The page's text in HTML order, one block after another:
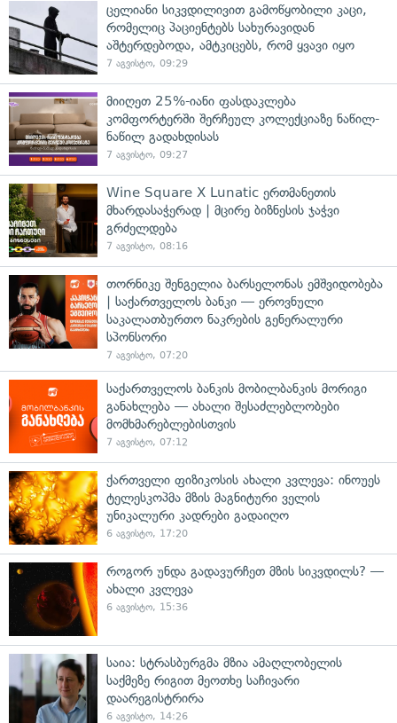
ცელიანი სიკვდილივით გამოწყობილი კაცი,
რომელიც პაციენტებს სახურავიდან
აშტერდებოდა, ამტკიცებს, რომ ყვავი იყო
7 აგვისტო, 09:29
მიიღეთ 25%-იანი ფასდაკლება
კომფორტერში შერჩეულ კოლექციაზე ნაწილ-
ნაწილ გადახდისას
7 აგვისტო, 09:27
Wine Square X Lunatic ერთმანეთის
მხარდასაჭერად | მცირე ბიზნესის ჯაჭვი
გრძელდება
7 აგვისტო, 08:16
თორნიკე შენგელია ბარსელონას ემშვიდობება
| საქართველოს ბანკი — ეროვნული
საკალათბურთო ნაკრების გენერალური
სპონსორი
7 აგვისტო, 07:20
საქართველოს ბანკის მობილბანკის მორიგი
განახლება — ახალი შესაძლებლობები
მომხმარებლებისთვის
7 აგვისტო, 07:12
ქართველი ფიზიკოსის ახალი კვლევა: ინოუეს
ტელესკოპმა მზის მაგნიტური ველის
უნიკალური კადრები გადაიღო
6 აგვისტო, 17:20
როგორ უნდა გადავურჩეთ მზის სიკვდილს? —
ახალი კვლევა
6 აგვისტო, 15:36
საია: სტრასბურგმა მზია ამაღლობელის
საქმეზე რიგით მეოთხე საჩივარი
დაარეგისტრირა
6 აგვისტო, 14:26